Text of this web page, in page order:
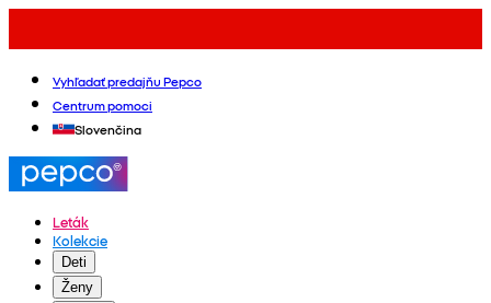
Vyhľadať predajňu Pepco
Centrum pomoci
Slovenčina
Leták
Kolekcie
Deti
Ženy